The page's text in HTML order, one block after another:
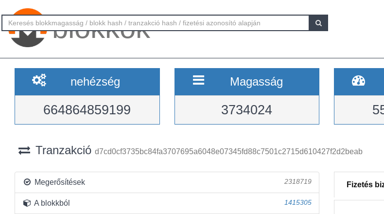
blokkok
nehézség
664864859199
Magasság
3734024
Tranzakció d7cd0cf3735bc84fa3707695a6048e07345fd88c7501c2715d610427f2d2beab
Megerősítések 2318719
A blokkból 1415305
Fizetés